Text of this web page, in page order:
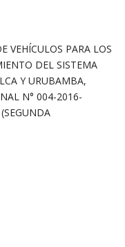
VEHÍCULOS PARA LOS
DEL SISTEMA
Y URUBAMBA,
N° 004-2016-